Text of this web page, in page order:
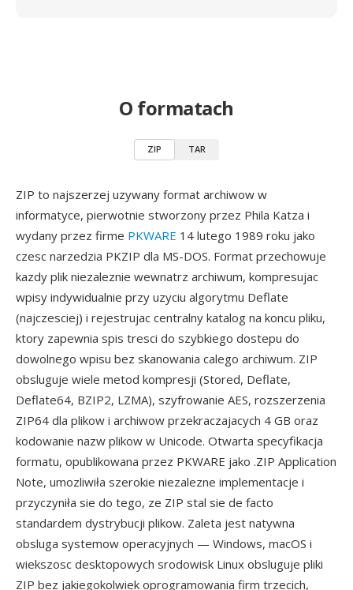
O formatach
ZIP TAR
ZIP to najszerzej uzywany format archiwow w
informatyce, pierwotnie stworzony przez Phila Katza i
wydany przez firme PKWARE 14 lutego 1989 roku jako
czesc narzedzia PKZIP dla MS-DOS. Format przechowuje
kazdy plik niezaleznie wewnatrz archiwum, kompresujac
wpisy indywidualnie przy uzyciu algorytmu Deflate
(najczesciej) i rejestrujac centralny katalog na koncu pliku,
ktory zapewnia spis tresci do szybkiego dostepu do
dowolnego wpisu bez skanowania calego archiwum. ZIP
obsluguje wiele metod kompresji (Stored, Deflate,
Deflate64, BZIP2, LZMA), szyfrowanie AES, rozszerzenia
ZIP64 dla plikow i archiwow przekraczajacych 4 GB oraz
kodowanie nazw plikow w Unicode. Otwarta specyfikacja
formatu, opublikowana przez PKWARE jako .ZIP Application
Note, umozliwiła szerokie niezalezne implementacje i
przyczyniła sie do tego, ze ZIP stal sie de facto
standardem dystrybucji plikow. Zaleta jest natywna
obsluga systemow operacyjnych — Windows, macOS i
wiekszosc desktopowych srodowisk Linux obsluguje pliki
ZIP bez jakiegokolwiek oprogramowania firm trzecich,